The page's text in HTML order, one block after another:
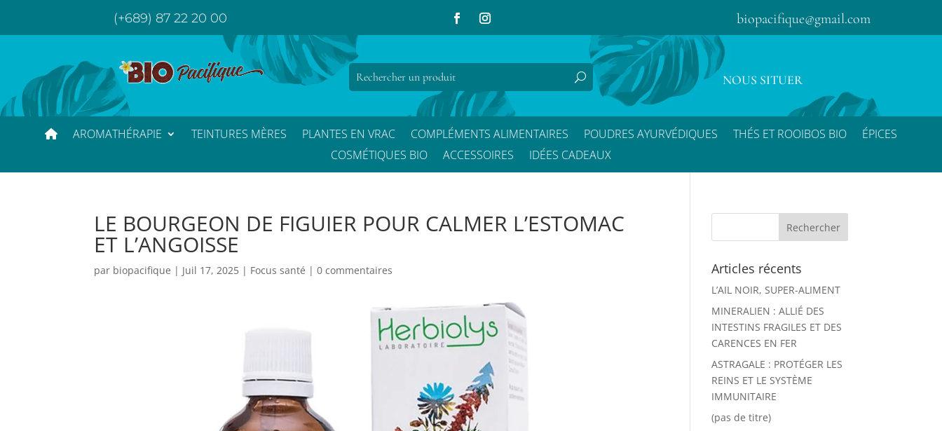
(+689) 87 22 20 00 biopacifique@gmail.com
NOUS SITUER
AROMATHÉRAPIE TEINTURES MÈRES PLANTES EN VRAC COMPLÉMENTS ALIMENTAIRES POUDRES AYURVÉDIQUES THÉS ET ROOIBOS BIO
ÉPICES
COSMÉTIQUES BIO
ACCESSOIRES IDÉES CADEAUX
LE BOURGEON DE FIGUIER POUR CALMER L’ESTOMAC
ET L’ANGOISSE
par biopacifique | Juil 17, 2025 | Focus santé |0 commentaires Articles récents
L’AIL NOIR, SUPER-ALIMENT
MINERALIEN : ALLIÉ DES
INTESTINS FRAGILES ET DES
CARENCES EN FER
ASTRAGALE : PROTÉGER LES
REINS ET LE SYSTÈME
IMMUNITAIRE
(pas de titre)